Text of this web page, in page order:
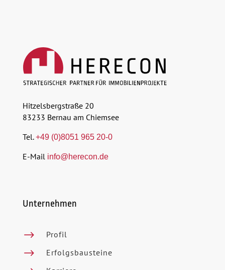
Hitzelsbergstraße 20
83233 Bernau am Chiemsee
Tel.+49 (0)8051 965 20-0
E-Mail info@herecon.de
Unternehmen
$ Profil
$ Erfolgsbausteine